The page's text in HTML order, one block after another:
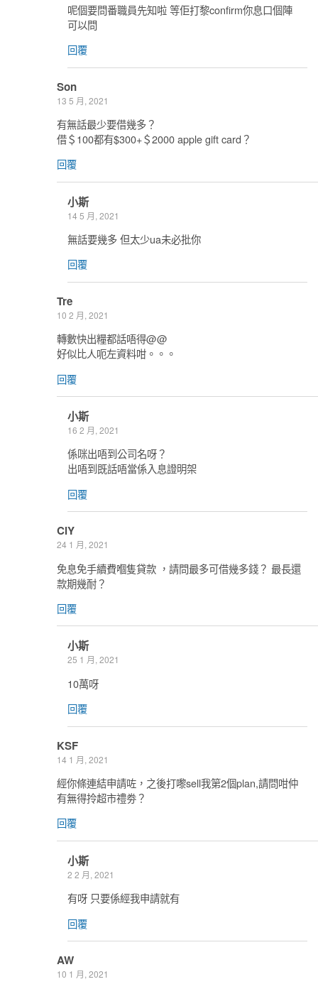
呢個要問番職員先知啦 等佢打黎confirm你息口個陣
可以問
回覆
Son
13 5 月, 2021
有無話最少要借幾多？
借＄100都有$300+＄2000 apple gift card？
回覆
小斯
14 5 月, 2021
無話要幾多 但太少ua未必批你
回覆
Tre
10 2 月, 2021
轉數快出糧都話唔得@@
好似比人呃左資料咁。。。
回覆
小斯
16 2 月, 2021
係咪出唔到公司名呀？
出唔到既話唔當係入息證明架
回覆
ClY
24 1 月, 2021
免息免手續費嗰隻貸款 ，請問最多可借幾多錢？ 最長還
款期幾耐？
回覆
小斯
25 1 月, 2021
10萬呀
回覆
KSF
14 1 月, 2021
經你條連結申請咗，之後打嚟sell我第2個plan,請問咁仲
有無得拎超市禮劵？
回覆
小斯
2 2 月, 2021
有呀 只要係經我申請就有
回覆
AW
10 1 月, 2021